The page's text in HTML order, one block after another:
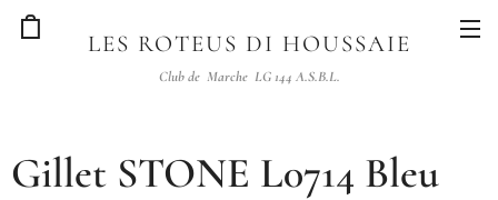
LES ROTEUS DI HOUSSAIE
Club de Marche LG 144 A.S.B.L.
Gillet STONE L0714 Bleu